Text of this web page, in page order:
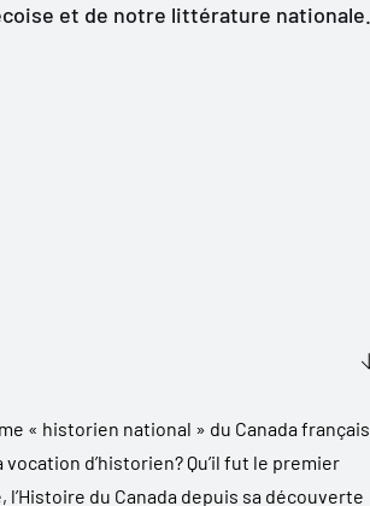
et de notre littérature nationale.
« historien national » du Canada français.
d’historien? Qu’il fut le premier
du Canada depuis sa découverte